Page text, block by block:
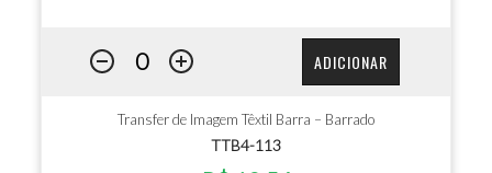
ADICIONAR
Transfer de Imagem Têxtil Barra – Barrado
TTB4-113